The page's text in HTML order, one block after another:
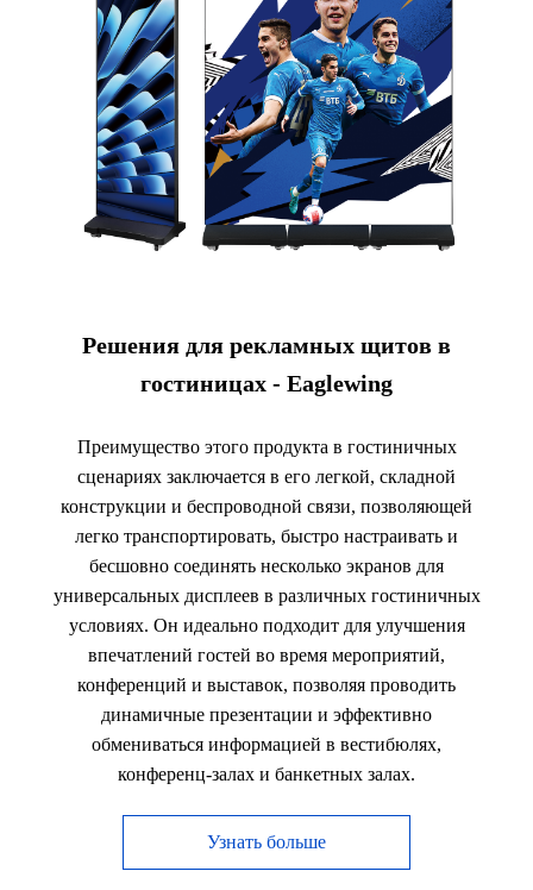
Решения для рекламных щитов в
гостиницах - Eaglewing
Преимущество этого продукта в гостиничных
сценариях заключается в его легкой, складной
конструкции и беспроводной связи, позволяющей
легко транспортировать, быстро настраивать и
бесшовно соединять несколько экранов для
универсальных дисплеев в различных гостиничных
условиях. Он идеально подходит для улучшения
впечатлений гостей во время мероприятий,
конференций и выставок, позволяя проводить
динамичные презентации и эффективно
обмениваться информацией в вестибюлях,
конференц-залах и банкетных залах.
Узнать больше